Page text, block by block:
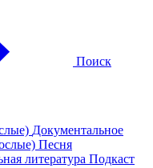
Поиск
Документальное
Песня
литература Подкаст